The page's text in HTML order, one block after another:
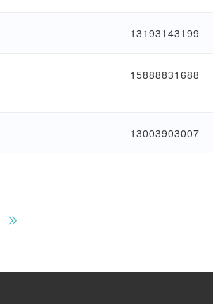
13193143199
15888831688
13003903007